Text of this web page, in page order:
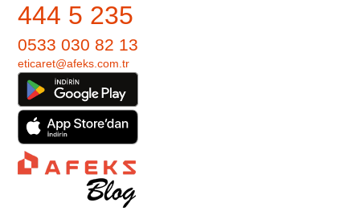
444 5 235
0533 030 82 13
eticaret@afeks.com.tr